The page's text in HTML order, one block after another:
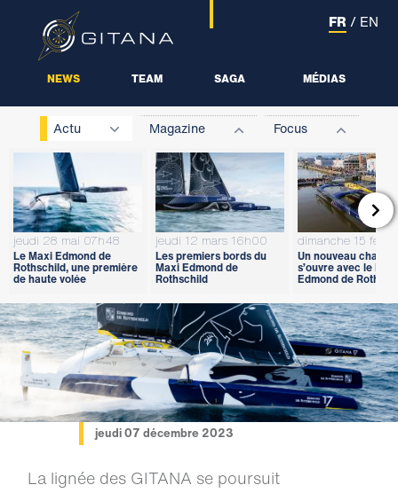
NEWS TEAM SAGA MÉDIAS
FR / EN
Actu Magazine Focus
jeudi 28 mai 07h48
Le Maxi Edmond de
Rothschild, une première
de haute volée
jeudi 12 mars 16h00
Les premiers bords du
Maxi Edmond de
Rothschild
dimanche 15
Un nouveau
s’ouvre avec le Maxi
Edmond de

jeudi 07 décembre 2023
La lignée des GITANA se poursuit